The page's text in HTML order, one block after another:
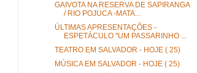
GAIVOTA NA RESERVA DE SAPIRANGA
/ RIO POJUCA -MATA...
ÚLTIMAS APRESENTAÇÕES -
ESPETÁCULO "UM PASSARINHO ...
TEATRO EM SALVADOR - HOJE ( 25)
MÚSICA EM SALVADOR - HOJE ( 25)